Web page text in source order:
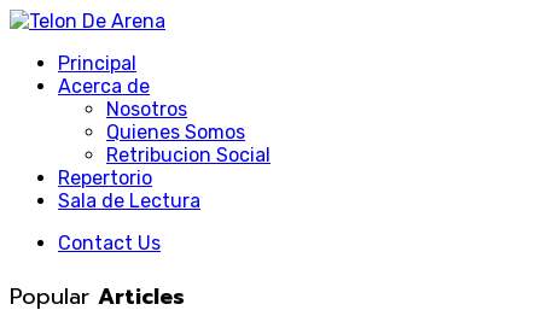
Principal
Acerca de
Nosotros
Quienes Somos
Retribucion Social
Repertorio
Sala de Lectura
Contact Us
Popular Articles